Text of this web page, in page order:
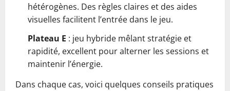
hétérogènes. Des règles claires et des aides
visuelles facilitent l’entrée dans le jeu.
Plateau E : jeu hybride mêlant stratégie et
rapidité, excellent pour alterner les sessions et
maintenir l’énergie.
Dans chaque cas, voici quelques conseils pratiques